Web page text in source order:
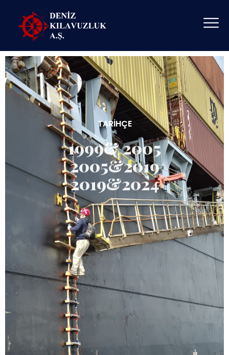
TARIHÇE
1999& 2005
2005&2019
2019&2024
1999 - 122 Kılavuz Kaptanın büyük emekleriyle bir araya
gelmesi ile kuruldu
2005-Şirketimiz bu dönemde Med Marine
Konsorsiyumu ile devam etti
2019 Şirketimiz bu dönemde Ankaş ortaklığı ile devam
2024 Şirketimiz için yeni bir dönemin başlangıcı olarak
tek başına yoluna devam edecektir.